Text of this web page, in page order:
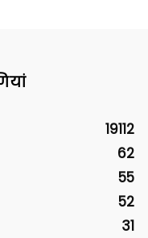
19112
62
55
52
31